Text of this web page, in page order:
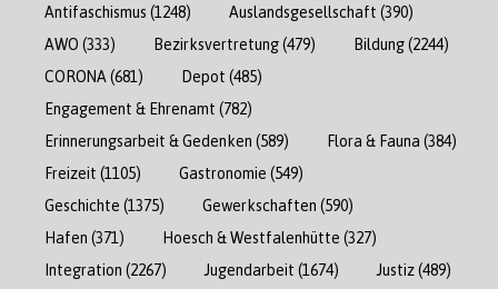
Antifaschismus (1248) Auslandsgesellschaft (390)
AWO (333) Bezirksvertretung(479) Bildung(2244)
CORONA (681) Depot (485)
Engagement & Ehrenamt (782)
Erinnerungsarbeit & Gedenken (589) Flora & Fauna (384)
Freizeit (1105) Gastronomie (549)
Geschichte (1375) Gewerkschaften (590)
Hafen (371) Hoesch & Westfalenhütte (327)
Integration (2267) Jugendarbeit (1674) Justiz(489)